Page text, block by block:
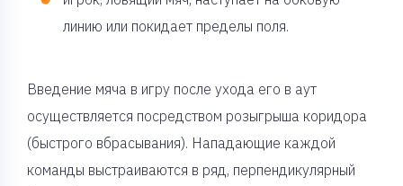
линию или покидает пределы поля.
Введение мяча в игру после ухода его в аут
осуществляется посредством розыгрыша коридора
(быстрого вбрасывания). Нападающие каждой
команды выстраиваются в ряд, перпендикулярный